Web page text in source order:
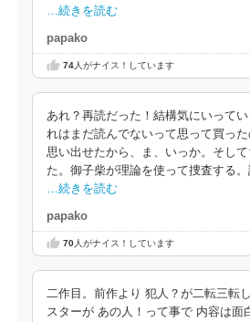
…続きを読む
papako
74人がナイス！しています
あれ？再読だった！結構気にいって
れはまだ読んでないって思って買っ
思い出せたから、ま、いっか。そし
た。御子柴が理論を使って捜査する。
…続きを読む
papako
70人がナイス！しています
二作目。前作より 犯人？が二転三転
スターが あの人！って事で 内容は面